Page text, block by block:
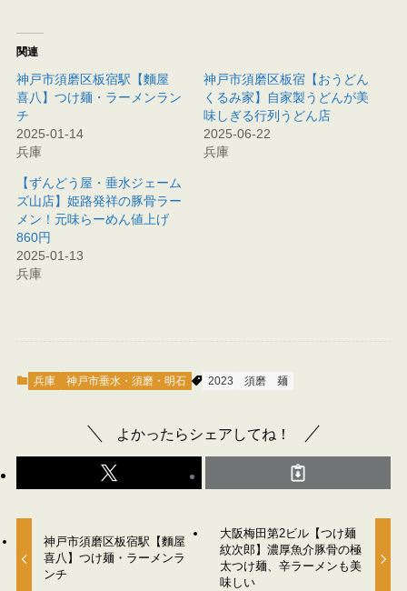
関連
神戸市須磨区板宿駅【麵屋
喜八】つけ麺・ラーメンラン
チ
2025-01-14
兵庫
神戸市須磨区板宿【おうどん
くるみ家】自家製うどんが美
味しぎる行列うどん店
2025-06-22
兵庫
【ずんどう屋・垂水ジェーム
ズ山店】姫路発祥の豚骨ラー
メン！元味らーめん値上げ
860円
2025-01-13
兵庫
兵庫 神戸市垂水・須磨・明石 2023 須磨 麺
よかったらシェアしてね！
神戸市須磨区板宿駅【麵屋
喜八】つけ麺・ラーメンラ
ンチ
大阪梅田第2ビル【つけ麺
紋次郎】濃厚魚介豚骨の極
太つけ麺、辛ラーメンも美
味しい